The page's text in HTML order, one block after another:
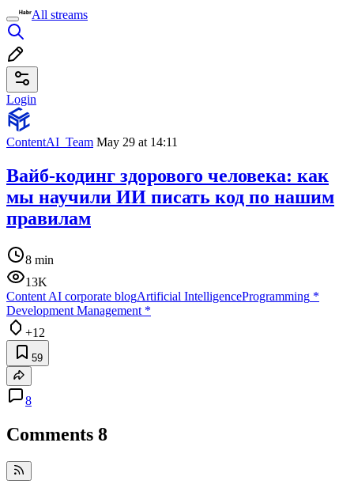
All streams
Login
ContentAI_Team May 29 at 14:11
Вайб-кодинг здорового человека: как
мы научили ИИ писать код по нашим
правилам
8 min
13K
Content AI corporate blogArtificial IntelligenceProgramming *
Development Management *
+12
59
8
Comments 8